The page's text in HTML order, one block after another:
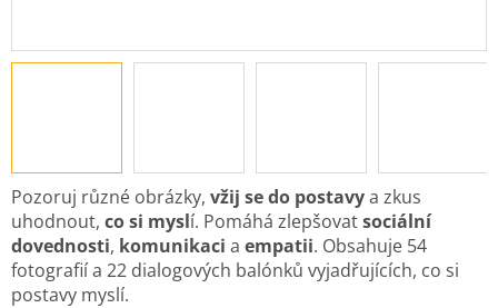
Pozoruj různé obrázky, vžij se do postavya zkus
uhodnout, co si myslí. Pomáhá zlepšovatsociální
dovednosti, komunikaci a empatii. Obsahuje 54
fotografií a 22 dialogových balónků vyjadřujících, co si
postavy myslí.